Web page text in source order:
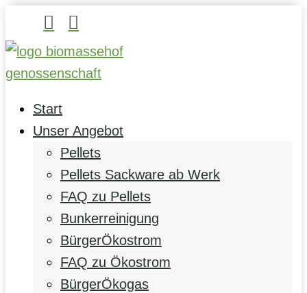
 
Start
Unser Angebot
Pellets
Pellets Sackware ab Werk
FAQ zu Pellets
Bunkerreinigung
BürgerÖkostrom
FAQ zu Ökostrom
BürgerÖkogas